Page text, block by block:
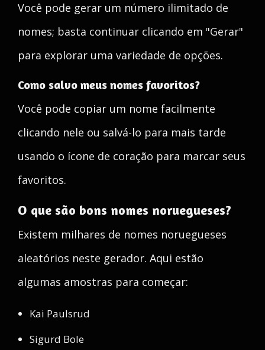
Você pode gerar um número ilimitado de
nomes; basta continuar clicando em "Gerar"
para explorar uma variedade de opções.
Como salvo meus nomes favoritos?
Você pode copiar um nome facilmente
clicando nele ou salvá-lo para mais tarde
usando o ícone de coração para marcar seus
favoritos.
O que são bons nomes noruegueses?
Existem milhares de nomes noruegueses
aleatórios neste gerador. Aqui estão
algumas amostras para começar:
Kai Paulsrud
Sigurd Bole